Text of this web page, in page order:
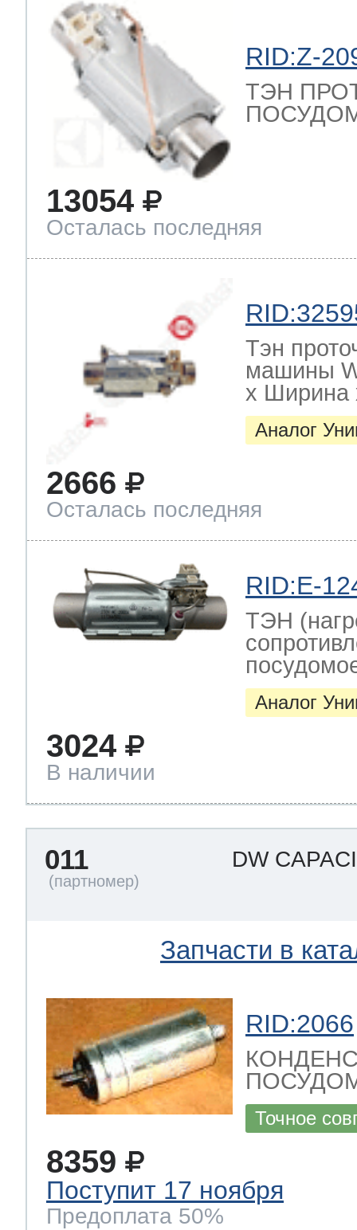
RID:Z-
ТЭН
13054
Осталась последняя
Тэн
машины
х Ширина
Аналог
2666
Осталась последняя
RID:E-
ТЭН
Аналог
3024
В наличии
011 DW
Запчасти в
RID:2066
Точное
8359
Поступит 17 ноября
Предоплата 50%